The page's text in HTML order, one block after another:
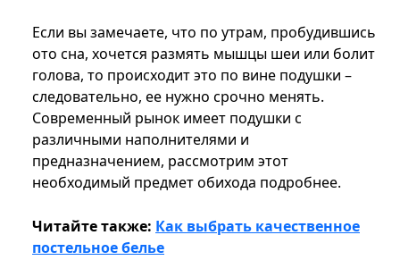
Если вы замечаете, что по утрам, пробудившись
ото сна, хочется размять мышцы шеи или болит
голова, то происходит это по вине подушки –
следовательно, ее нужно срочно менять.
Современный рынок имеет подушки с
различными наполнителями и
предназначением, рассмотрим этот
необходимый предмет обихода подробнее.
Читайте также: Как выбрать качественное
постельное белье